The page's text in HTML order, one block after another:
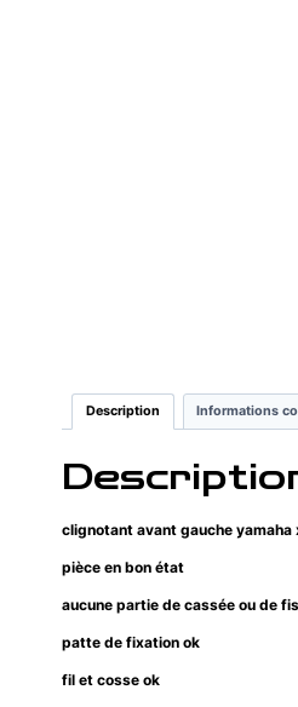
Description Informations
clignotant avant gauche
pièce en bon état
aucune partie de cassée ou de
patte de fixation ok
fil et cosse ok